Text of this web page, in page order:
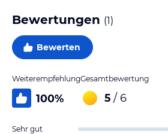
Bewertungen (1)
Bewerten
Weiterempfehlung
100%
Gesamtbewertung
5 / 6
Sehr gut